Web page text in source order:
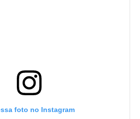
foto no Instagram